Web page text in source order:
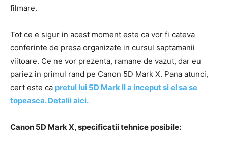
filmare.
Tot ce e sigur in acest moment este ca vor fi cateva
conferinte de presa organizate in cursul saptamanii
viitoare. Ce ne vor prezenta, ramane de vazut, dar eu
pariez in primul rand pe Canon 5D Mark X. Pana atunci,
cert este ca pretul lui 5D Mark II a inceput si el sa se
topeasca. Detalii aici.
Canon 5D Mark X, specificatii tehnice posibile: